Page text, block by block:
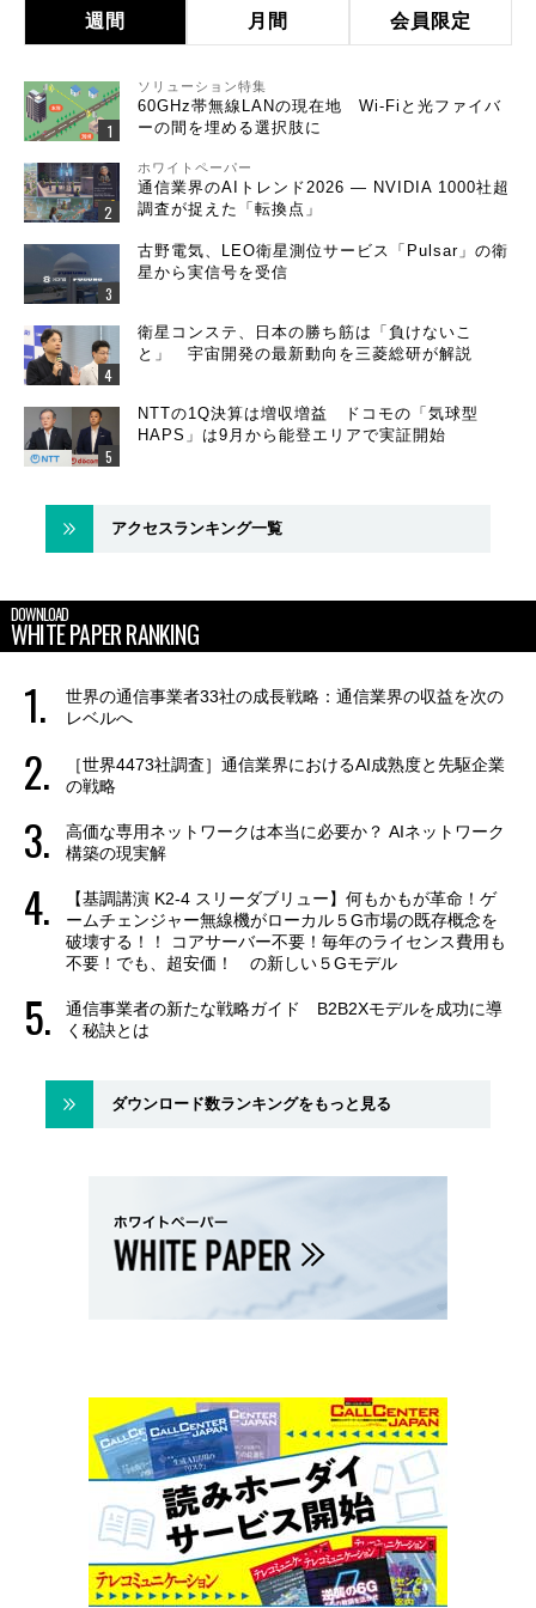
週間 月間 会員限定
ソリューション特集
60GHz帯無線LANの現在地 Wi-Fiと光ファイバ
ーの間を埋める選択肢に
ホワイトペーパー
通信業界のAIトレンド2026 ― NVIDIA 1000社超
調査が捉えた「転換点」
古野電気、LEO衛星測位サービス「Pulsar」の衛
星から実信号を受信
衛星コンステ、日本の勝ち筋は「負けないこ
と」 宇宙開発の最新動向を三菱総研が解説
NTTの1Q決算は増収増益 ドコモの「気球型
HAPS」は9月から能登エリアで実証開始
アクセスランキング一覧
DOWNLOAD
WHITE PAPER RANKING
世界の通信事業者33社の成長戦略：通信業界の収益を次の
レベルへ
［世界4473社調査］通信業界におけるAI成熟度と先駆企業
の戦略
高価な専用ネットワークは本当に必要か？ AIネットワーク
構築の現実解
【基調講演 K2-4 スリーダブリュー】何もかもが革命！ゲ
ームチェンジャー無線機がローカル５G市場の既存概念を
破壊する！！ コアサーバー不要！毎年のライセンス費用も
不要！でも、超安価！ の新しい５Gモデル
通信事業者の新たな戦略ガイド B2B2Xモデルを成功に導
く秘訣とは
ダウンロード数ランキングをもっと見る